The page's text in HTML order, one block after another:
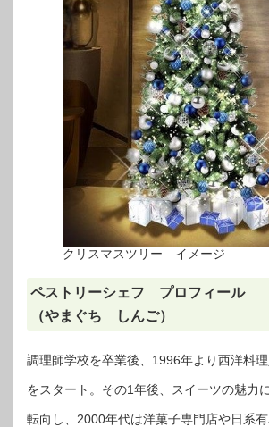
クリスマスツリー イメージ
ペストリーシェフ プロフィー
（やまぐち しんご）
調理師学校を卒業後、1996年より西洋料
をスタート。その1年後、スイーツの魅力
転向し、2000年代は洋菓子専門店や日系